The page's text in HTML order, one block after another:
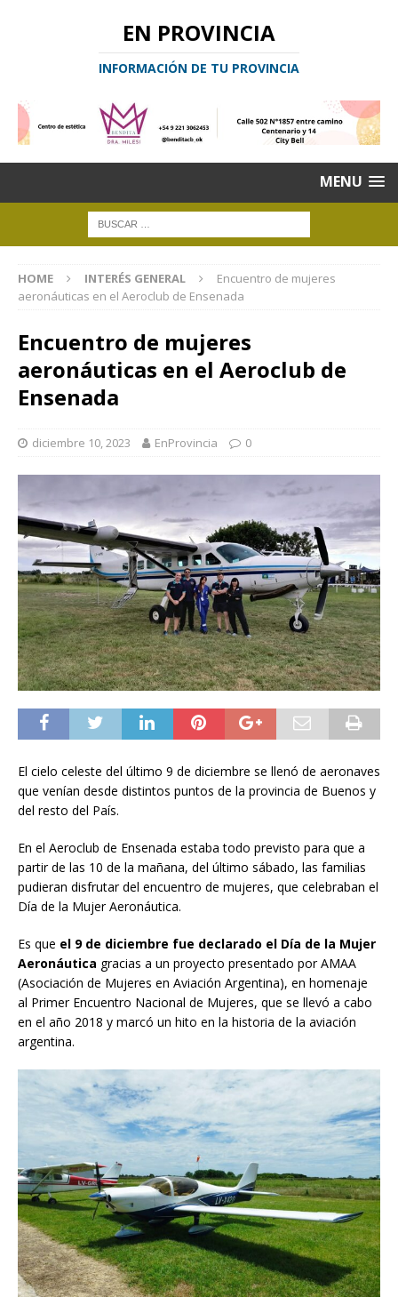
EN PROVINCIA
INFORMACIÓN DE TU PROVINCIA
MENU
HOME INTERÉS GENERAL
Encuentro de mujeres
aeronáuticas en el Aeroclub de Ensenada
Encuentro de mujeres
aeronáuticas en el Aeroclub de
Ensenada
diciembre 10, 2023 EnProvincia 0
El cielo celeste del último 9 de diciembre se llenó de aeronaves
que venían desde distintos puntos de la provincia de Buenos y
del resto del País.
En el Aeroclub de Ensenada estaba todo previsto para que a
partir de las 10 de la mañana, del último sábado, las familias
pudieran disfrutar del encuentro de mujeres, que celebraban el
Día de la Mujer Aeronáutica.
Es que el 9 de diciembre fue declarado el Día de la Mujer
Aeronáutica gracias a un proyecto presentado por AMAA
(Asociación de Mujeres en Aviación Argentina), en homenaje
al Primer Encuentro Nacional de Mujeres, que se llevó a cabo
en el año 2018 y marcó un hito en la historia de la aviación
argentina.